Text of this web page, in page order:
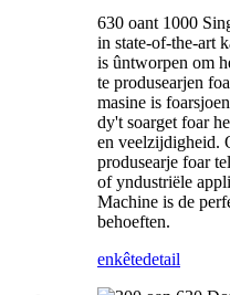
630 oant 1000
in state-of-the-art
is ûntworpen om
te produsearjen
masine is
dy't soarget foar
en veelzijdigheid.
produsearje foar
of yndustriële
Machine is de
behoeften.
enkêtedetail